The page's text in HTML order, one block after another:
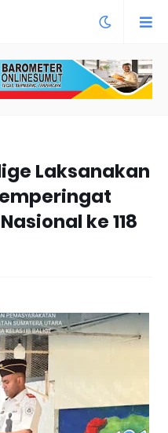
Laksanakan
ke 118